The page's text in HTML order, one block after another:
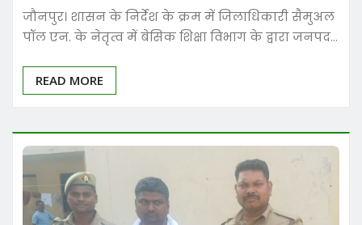
जौनपुर। शासन के निर्देश के क्रम में जिलाधिकारी सैमुअल
पॉल एन. के नेतृत्व में बेसिक शिक्षा विभाग के द्वारा जनपद…
READ MORE